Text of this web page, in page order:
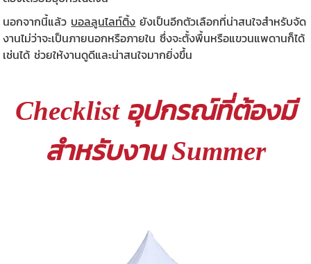
นอกจากนี้แล้ว บอลลูนไลท์ติ้ง ยังเป็นอีกตัวเลือกที่น่าสนใจสำหรับจัด
งานไม่ว่าจะเป็นภายนอกหรือภายใน ซึ่งจะตั้งพื้นหรือแขวนแพดานก็ได้
เช่นได้ ช่วยให้งานดูดีและน่าสนใจมากยิ่งขึ้น
Checklist อุปกรณ์ที่ต้องมี
สำหรับงานSummer